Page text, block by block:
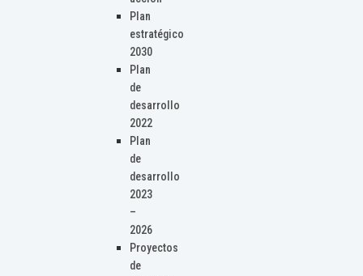
Plan
estratégico
2030
Plan
de
desarrollo
2022
Plan
de
desarrollo
2023
–
2026
Proyectos
de